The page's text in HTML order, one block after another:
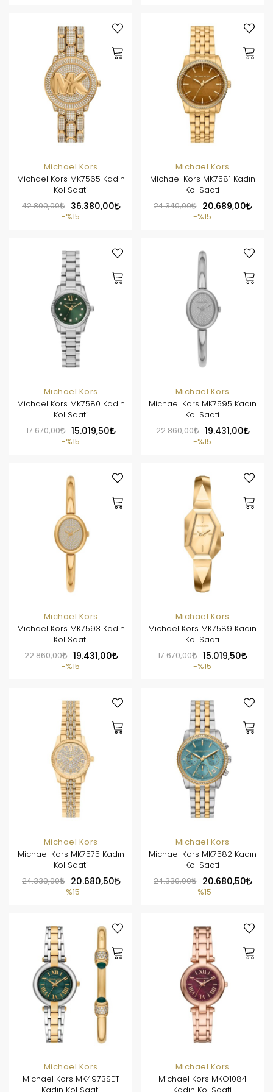
Michael Kors
Michael Kors MK7565 Kadın
Kol Saati
42.800,00
36.380,00
%15
Michael Kors
Michael Kors MK7581 Kadın
Kol Saati
24.340,00
20.689,00
%15
Michael Kors
Michael Kors MK7580 Kadın
Kol Saati
17.670,00
15.019,50
%15
Michael Kors
Michael Kors MK7595 Kadın
Kol Saati
22.860,00
19.431,00
%15
Michael Kors
Michael Kors MK7593 Kadın
Kol Saati
22.860,00
19.431,00
%15
Michael Kors
Michael Kors MK7589 Kadın
Kol Saati
17.670,00
15.019,50
%15
Michael Kors
Michael Kors MK7575 Kadın
Kol Saati
24.330,00
20.680,50
%15
Michael Kors
Michael Kors MK7582 Kadın
Kol Saati
24.330,00
20.680,50
%15
Michael Kors
Michael Kors MK4973SET
Kadın Kol Saati
Michael Kors
Michael Kors MKO1084
Kadın Kol Saati